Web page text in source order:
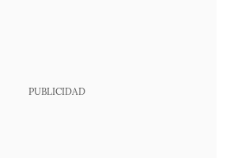
PUBLICIDAD